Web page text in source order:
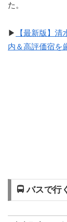
た。
▶
【最新版】
内＆高評価宿を
🚍 バスで行